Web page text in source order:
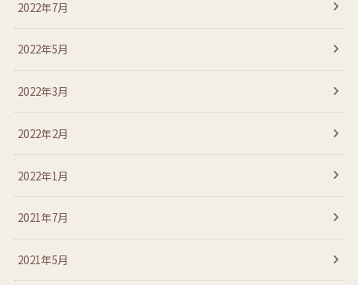
2022年7月
2022年5月
2022年3月
2022年2月
2022年1月
2021年7月
2021年5月